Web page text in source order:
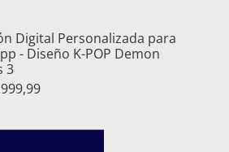
Digital Personalizada para
- Diseño K-POP Demon
3